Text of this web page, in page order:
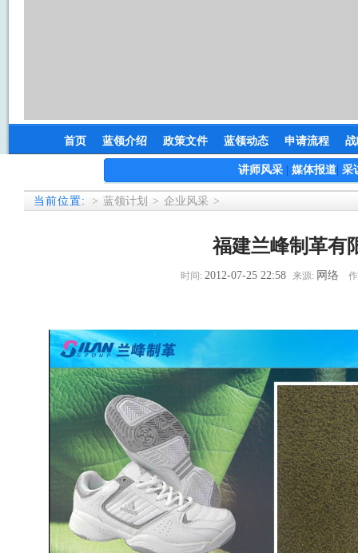
首页 蓝领介绍 政策文件 蓝领动态 申请流程
讲师风采| 媒体报道| 采
当前位置: > 蓝领计划 > 企业风采 >
福建兰峰制革有
时间: 2012-07-25 22:58 来源: 网络